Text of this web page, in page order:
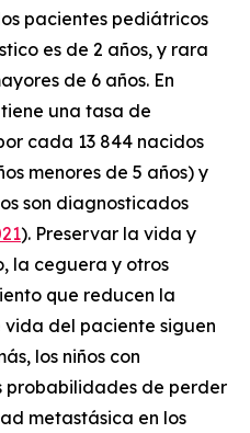
pacientes pediátricos
es de 2 años, y rara
de 6 años. En
una tasa de
cada 13 844 nacidos
menores de 5 años) y
son diagnosticados
). Preservar la vida y
la ceguera y otros
que reducen la
del paciente siguen
los niños con
probabilidades de perder
metastásica en los